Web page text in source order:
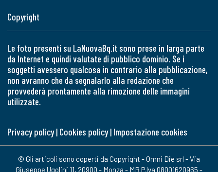
Copyright
Le foto presenti su LaNuovaBq.it sono prese in larga parte
da Internet e quindi valutate di pubblico dominio. Se i
soggetti avessero qualcosa in contrario alla pubblicazione,
non avranno che da segnalarlo alla redazione che
provvederà prontamente alla rimozione delle immagini
utilizzate.
Privacy policy| Cookies policy| Impostazione cookies
© Gli articoli sono coperti da Copyright - Omni Die srl - Via
Giuseppe Ugolini 11, 20900 - Monza - MB P.Iva 08001620965 -